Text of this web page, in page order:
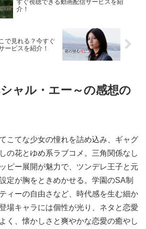
すぐ視聴できる動画配信サービスを紹
介！
で見れる？今すぐ
ービスを紹介！
ャル・エー～の感想の
こてな少女の憧れを詰め込み、ギャグ
の花とゆめ系ラブコメ。三角関係なし
ピー展開が魅力で、ツンデレ王子と元
定が胸をときめかせる。学園のSA制
ィーの自由さなど、時代感を生む細か
場キャラには個性が光り、ネタと恋愛
く、懐かしさと爽やかな恋愛の癒やし